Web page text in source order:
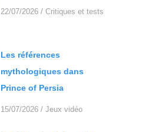
22/07/2026 / Critiques et tests
Les références
mythologiques dans
Prince of Persia
15/07/2026 / Jeux vidéo